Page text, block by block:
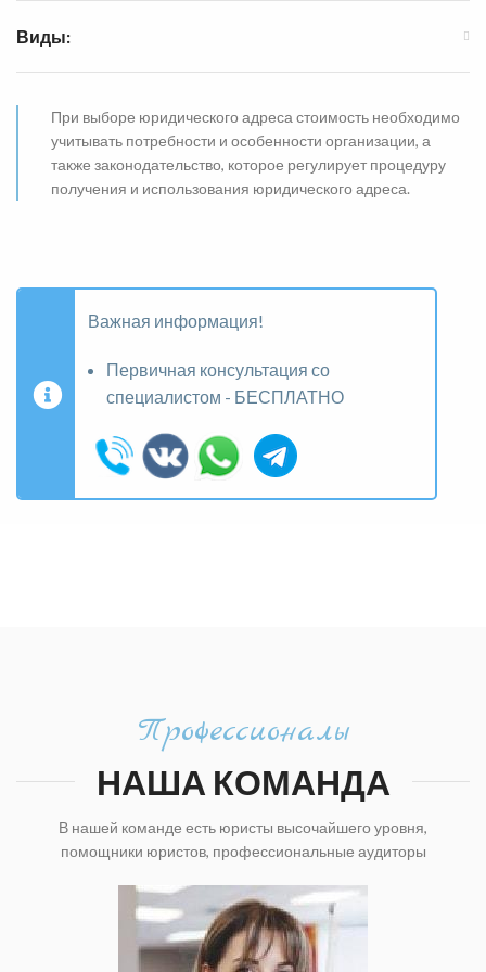
Виды:
При выборе юридического адреса стоимость необходимо
учитывать потребности и особенности организации, а
также законодательство, которое регулирует процедуру
получения и использования юридического адреса.
Важная информация!
Первичная консультация со
специалистом - БЕСПЛАТНО
Профессионалы
НАША КОМАНДА
В нашей команде есть юристы высочайшего уровня,
помощники юристов, профессиональные аудиторы